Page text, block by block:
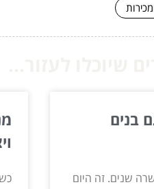
בנים
שנים. זה היום